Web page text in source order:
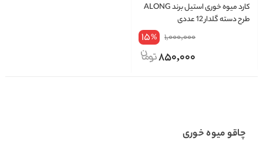
کارد میوه خوری استیل برند ALONG
طرح دسته گلدار 12 عددی
1,000,000
15%
850,000
چاقو میوه خوری